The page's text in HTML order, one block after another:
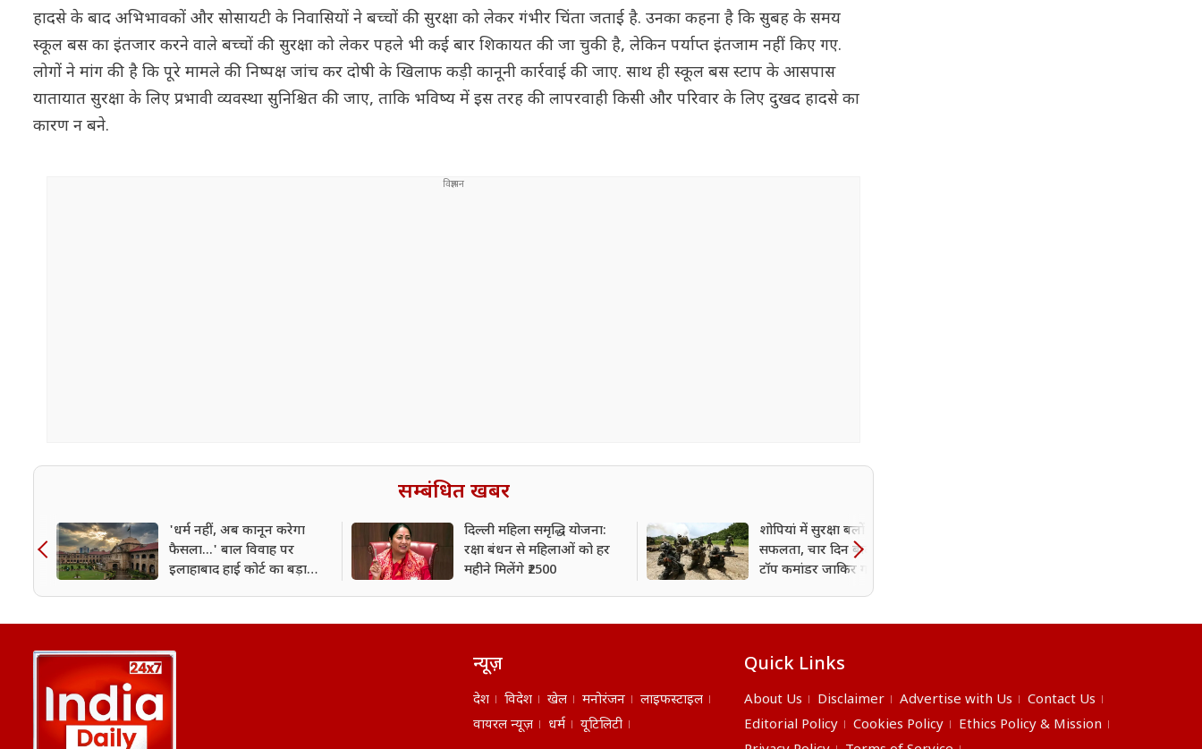
हादसे के बाद अभिभावकों और सोसायटी के निवासियों ने बच्चों की सुरक्षा को लेकर गंभीर चिंता जताई है. उनका कहना है कि सुबह के समय
स्कूल बस का इंतजार करने वाले बच्चों की सुरक्षा को लेकर पहले भी कई बार शिकायत की जा चुकी है, लेकिन पर्याप्त इंतजाम नहीं किए गए.
लोगों ने मांग की है कि पूरे मामले की निष्पक्ष जांच कर दोषी के खिलाफ कड़ी कानूनी कार्रवाई की जाए. साथ ही स्कूल बस स्टाप के आसपास
यातायात सुरक्षा के लिए प्रभावी व्यवस्था सुनिश्चित की जाए, ताकि भविष्य में इस तरह की लापरवाही किसी और परिवार के लिए दुखद हादसे का
कारण न बने.
सम्बंधित खबर
'धर्म नहीं, अब कानून करेगा
फैसला...' बाल विवाह पर
इलाहाबाद हाई कोर्ट का बड़ा
दिल्ली महिला समृद्धि योजना:
रक्षा बंधन से महिलाओं को हर
महीने मिलेंगे ₹2500
शोपियां में सुरक्षा बलों की बड़ी
सफलता, चार दिन बाद लश्कर के
टॉप कमांडर जाकिर गनई का शव
न्यूज़
देश विदेश खेल मनोरंजन
लाइफस्टाइल
वायरल न्यूज़
धर्म यूटिलिटी
Quick Links
About Us Disclaimer Advertise with Us
Contact Us
Editorial Policy
Cookies Policy
Ethics Policy & Mission